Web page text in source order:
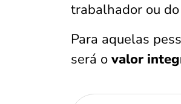
trabalhador ou
Para aquelas
será o valor